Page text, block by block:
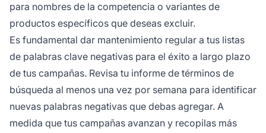
para nombres de la competencia o variantes de
productos específicos que deseas excluir.
Es fundamental dar mantenimiento regular a tus listas
de palabras clave negativas para el éxito a largo plazo
de tus campañas. Revisa tu informe de términos de
búsqueda al menos una vez por semana para identificar
nuevas palabras negativas que debas agregar. A
medida que tus campañas avanzan y recopilas más